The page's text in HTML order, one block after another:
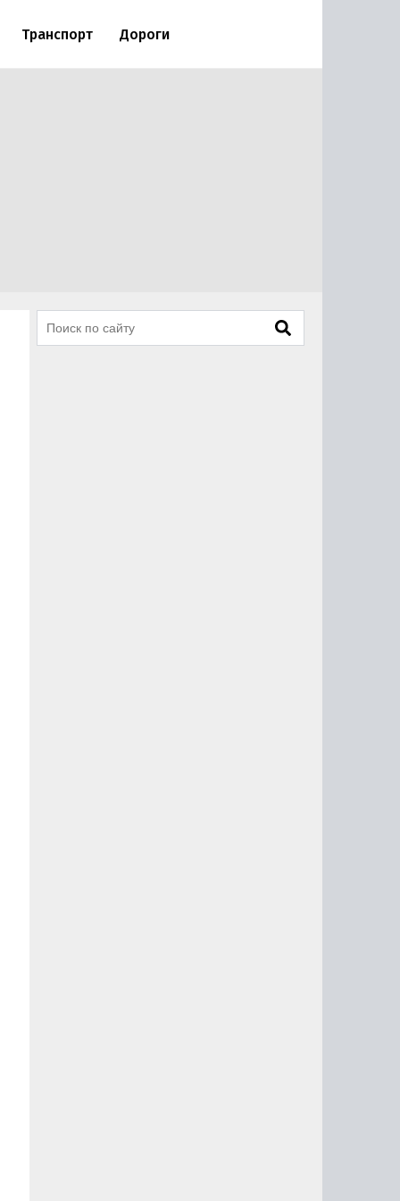
Транспорт Дороги